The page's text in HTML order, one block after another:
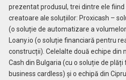
prezentat produsul, trei dintre ele
creatoare ale soluțiilor: Proxicash –
(o soluție de automatizare a
Loany.io (o soluție financiară pentru
construcții). Celelalte două echipe din
Cash din Bulgaria (cu o soluție de
business cardless) și o echipă din